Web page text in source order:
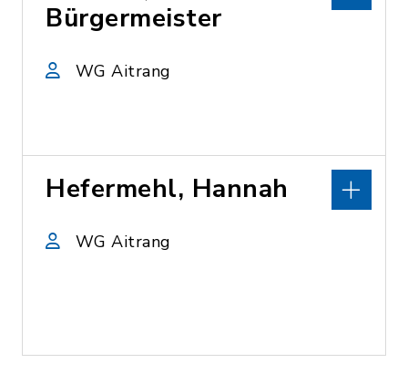
Bürgermeister
WG Aitrang
Hefermehl, Hannah
WG Aitrang